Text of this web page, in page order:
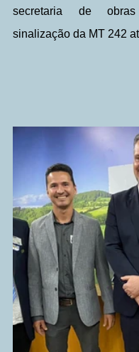
secretaria de
sinalização da MT 242